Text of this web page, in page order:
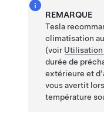
REMARQUE
Tesla
climatisation
(voir Utilisation
durée de
extérieure et
vous avertit
température